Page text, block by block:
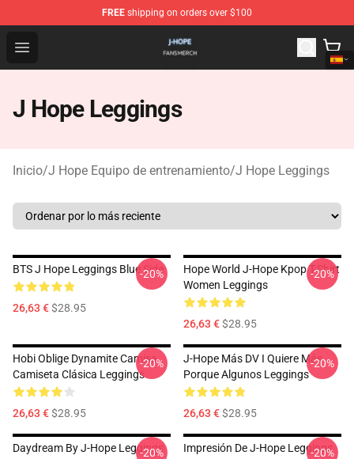
FREE shipping on orders over $100
Open menu
J Hope Shop - Official J Hope Merchandise Store
J Hope Leggings
Inicio/J Hope Equipo de entrenamiento/J Hope Leggings
BTS J Hope Leggings Blue Side
26,63 €$28.95
-20%
Hope World J-Hope Kpop T-Shirt
Women Leggings
26,63 €$28.95
-20%
Hobi Oblige Dynamite Camisa
Camiseta Clásica Leggings
26,63 €$28.95
-20%
J-Hope Más DV I Quiere Más
Porque Algunos Leggings
26,63 €$28.95
-20%
Daydream By J-Hope Leggings
-20% Impresión De J-Hope Leggings
-20%